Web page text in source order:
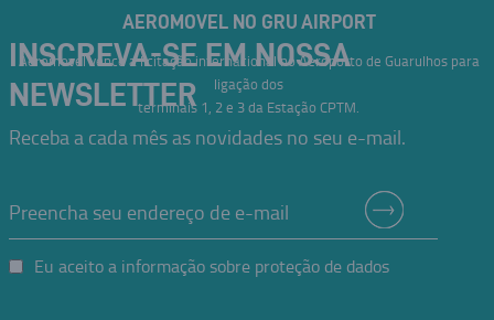
AEROMOVEL NO GRU AIRPORT
Aeromovel vence a licitação internacional no Aeroporto de Guarulhos para
ligação dos
terminais 1, 2 e 3 da Estação CPTM.
INSCREVA-SE EM NOSSA
NEWSLETTER
Receba a cada mês as novidades no seu e-mail.
Eu aceito a informação sobre proteção de dados